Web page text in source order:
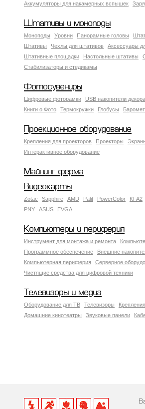
Аккумуляторы для накамерных вспышек
Штативы и моноподы
Моноподы Уровни Панорамные головы
Штативы
Чехлы для штативов
Аксессуары
Штативные площадки
Настольные штативы
Стабилизаторы и стедикамы
Фотосувениры
Цифровые фоторамки USB накопители
Книги о Фото
Термокружки Глобусы
Проекционное оборудование
Крепления для проекторов Проекторы
Интерактивное оборудование
Майнинг ферма
Видеокарты
Zotac Sapphire AMD Palit PowerColor KFA2
PNY
ASUS EVGA
Компьютеры и периферия
Инструмент для монтажа и ремонта
Программное обеспечение
Внешние
Компьютерная периферия
Серверное
Чистящие средства для цифровой техники
Телевизоры и медиа
Оборудование для ТВ Телевизоры
Домашние кинотеатры
Звуковые панели